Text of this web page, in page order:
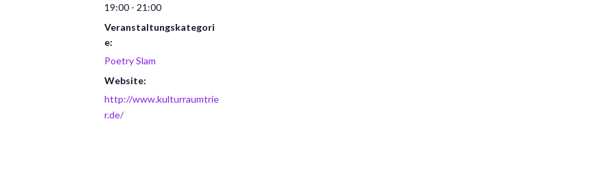
19:00 - 21:00
Veranstaltungskategori
e:
Poetry Slam
Website:
http://www.kulturraumtrie
r.de/